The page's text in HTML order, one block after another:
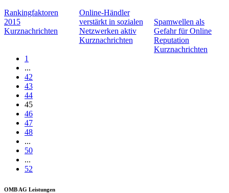
Rankingfaktoren
2015
Kurznachrichten
Online-Händler
verstärkt in sozialen
Netzwerken aktiv
Kurznachrichten
Spamwellen als
Gefahr für Online
Reputation
Kurznachrichten
1
...
42
43
44
45
46
47
48
...
50
...
52
OMB AG Leistungen